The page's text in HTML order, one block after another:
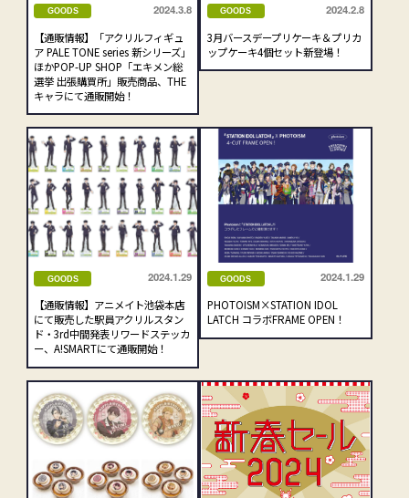
GOODS 2024.3.8
【通販情報】「アクリルフィギュ
ア PALE TONE series 新シリーズ」
ほかPOP-UP SHOP「エキメン総
選挙 出張購買所」販売商品、THE
キャラにて通販開始！
GOODS 2024.2.8
3月バースデープリケーキ＆プリカ
ップケーキ4個セット新登場！
GOODS 2024.1.29
【通販情報】アニメイト池袋本店
にて販売した駅員アクリルスタン
ド・3rd中間発表リワードステッカ
ー、A!SMARTにて通販開始！
GOODS 2024.1.29
PHOTOISM×STATION IDOL
LATCH コラボFRAME OPEN！